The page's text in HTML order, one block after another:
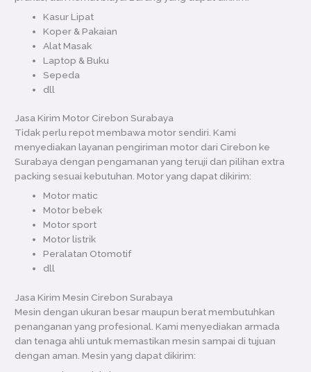
Kasur Lipat
Koper & Pakaian
Alat Masak
Laptop & Buku
Sepeda
dll
Jasa Kirim Motor Cirebon Surabaya
Tidak perlu repot membawa motor sendiri. Kami
menyediakan layanan pengiriman motor dari Cirebon ke
Surabaya dengan pengamanan yang teruji dan pilihan extra
packing sesuai kebutuhan. Motor yang dapat dikirim:
Motor matic
Motor bebek
Motor sport
Motor listrik
Peralatan Otomotif
dll
Jasa Kirim Mesin Cirebon Surabaya
Mesin dengan ukuran besar maupun berat membutuhkan
penanganan yang profesional. Kami menyediakan armada
dan tenaga ahli untuk memastikan mesin sampai di tujuan
dengan aman. Mesin yang dapat dikirim: